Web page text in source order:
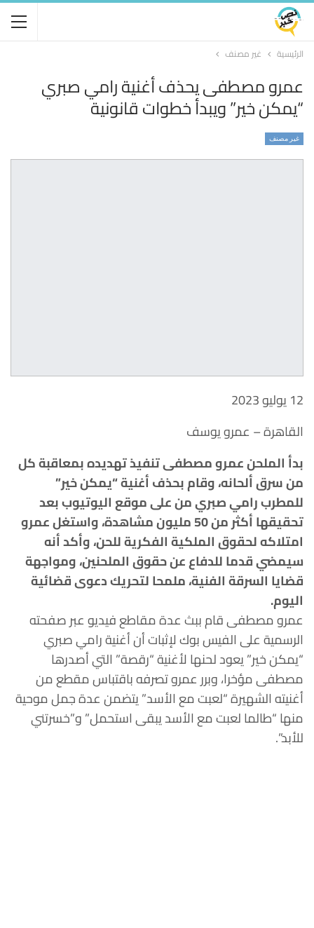
الرئيسية غير مصنف
عمرو مصطفى يحذف أغنية رامي صبري
“يمكن خير” ويبدأ خطوات قانونية
غير مصنف
12 يوليو 2023
القاهرة – عمرو يوسف
بدأ الملحن عمرو مصطفى تنفيذ تهديده بمعاقبة كل
من سرق ألحانه، وقام بحذف أغنية “يمكن خير”
للمطرب رامي صبري من على موقع اليوتيوب بعد
تحقيقها أكثر من 50 مليون مشاهدة، واستغل عمرو
امتلاكه لحقوق الملكية الفكرية للحن، وأكد أنه
سيمضي قدما للدفاع عن حقوق الملحنين، ومواجهة
قضايا السرقة الفنية، ملمحا لتحريك دعوى قضائية
اليوم.
عمرو مصطفى قام ببث عدة مقاطع فيديو عبر صفحته
الرسمية على الفيس بوك لإثبات أن أغنية رامي صبري
“يمكن خير” يعود لحنها لأغنية “رقصة” التي أصدرها
مصطفى مؤخرا، وبرر عمرو تصرفه باقتباس مقطع من
أغنيته الشهيرة “لعبت مع الأسد” يتضمن عدة جمل موحية
منها “طالما لعبت مع الأسد يبقى استحمل” و”خسرتني
للأبد”.